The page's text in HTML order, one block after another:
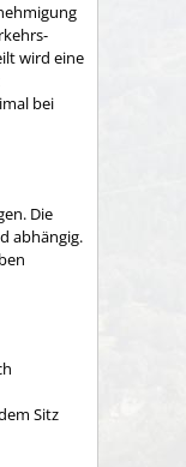
wird eine
bei
Die
abhängig.
Sitz